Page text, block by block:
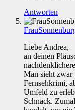
Antworten
Liebe Andrea,
an deinen
Man sieht
Fernsehkrimi,
Umfeld zu
Schnack.